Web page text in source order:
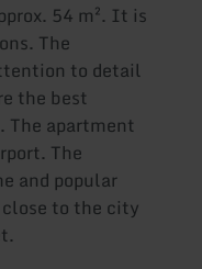
54 m². It is
The
to detail
the best
The apartment
The
and popular
to the city